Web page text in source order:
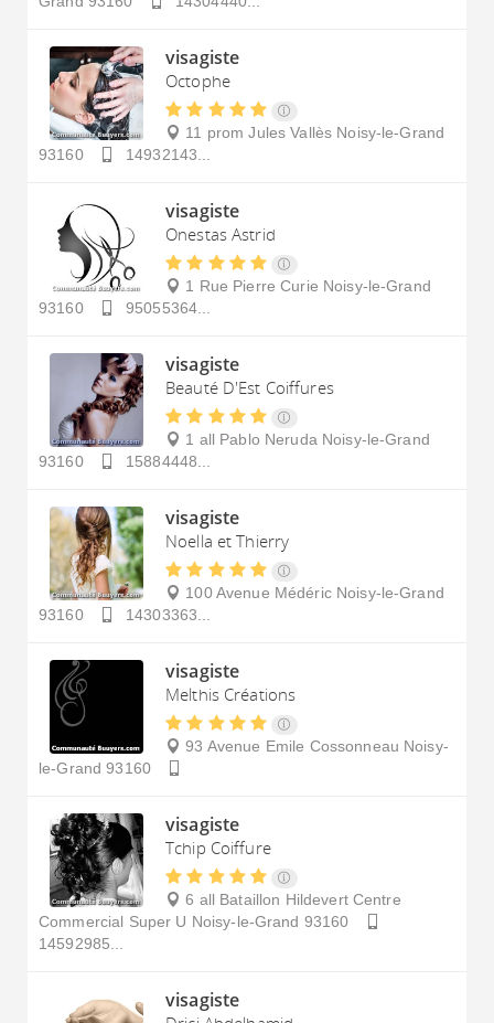
visagiste
Octophe
11 prom Jules Vallès Noisy-le-Grand
93160
14932143...
visagiste
Onestas Astrid
1 Rue Pierre Curie Noisy-le-Grand
93160
95055364...
visagiste
Beauté D'Est Coiffures
1 all Pablo Neruda Noisy-le-Grand
93160
15884448...
visagiste
Noella et Thierry
100 Avenue Médéric Noisy-le-Grand
93160
14303363...
visagiste
Melthis Créations
93 Avenue Emile Cossonneau Noisy-
le-Grand 93160
visagiste
Tchip Coiffure
6 all Bataillon Hildevert Centre
Commercial Super U Noisy-le-Grand 93160
14592985...
visagiste